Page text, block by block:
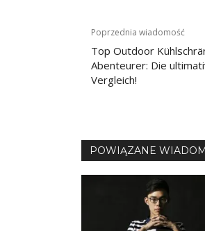
Nawigacja
wpisu
Poprzednia wiadomość
Top Outdoor
Abenteurer: Die
Vergleich!
POWIĄZANE